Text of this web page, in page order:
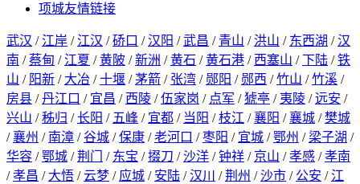
项城友情链接
武汉 / 江岸 / 江汉 /硚口 /汉阳 /武昌 / 青山 / 洪山 / 东西湖 /汉
南 /蔡甸 / 江夏 /黄陂 /新洲 /黄石 /黄石港 / 西塞山 /下陆 /铁
山 / 阳新 / 大冶 /十堰 /茅箭 / 张湾 / 郧阳 / 郧西 /竹山 /竹溪 /
房县 /丹江口 / 宜昌 / 西陵 /伍家岗 / 点军 /猇亭 / 夷陵 /远安 /
兴山 /秭归 /长阳 / 五峰 / 宜都 / 当阳 /枝江 /襄阳 /襄城 /樊城
/襄州 / 南漳 /谷城 /保康 /老河口 /枣阳 / 宜城 /鄂州 / 梁子湖 /
华容 /鄂城 /荆门 / 东宝 /掇刀 /沙洋 /钟祥 / 京山 /孝感 /孝南
/孝昌 / 大悟 /云梦 / 应城 / 安陆 /汉川 /荆州 /沙市 / 公安 / 江